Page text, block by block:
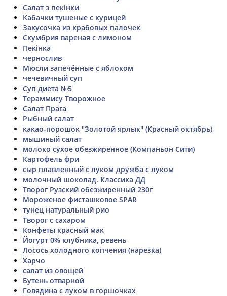
Салат з пекінки
Кабачки тушеные с курицей
Закусочка из крабовых палочек
Скумбрия вареная с лимоном
Пекінка
чернослив
Мюсли запечённые с яблоком
чечевичный суп
Суп диета №5
Тераммису Творожное
Салат Прага
Рыбный салат
какао-порошок "Золотой ярлык" (Красный октябрь)
мышиный салат
молоко сухое обезжиренное (Компаньон Сити)
Картофель фри
сыр плавленный с луком дружба с луком
молочный шоколад. Классика ДД
Творог Рузский обезжиренный 230г
Мороженое фисташковое SPAR
тунец натуральный рио
Творог с сахаром
Конфеты красный мак
Йогурт 0% клубника, ревень
Лосось холодного копчения (нарезка)
Харчо
салат из овощей
Бутень отварной
Говядина с луком в горшочках